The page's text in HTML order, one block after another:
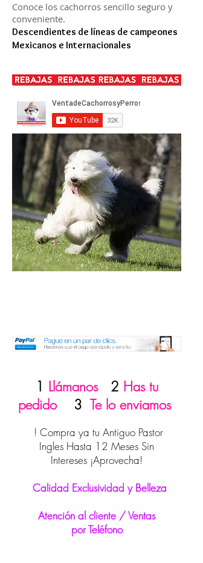
Conoce los cachorros sencillo seguro y
conveniente.
Descendientes de líneas de campeones
Mexicanos e Internacionales
1 Llámanos 2 Has tu
pedido3 Te lo enviamos
! Compra ya tu Antiguo Pastor
Ingles Hasta 12 Meses Sin
Intereses ¡Aprovecha!
Calidad Exclusividad y Belleza
Atención al cliente / Ventas
por Teléfono